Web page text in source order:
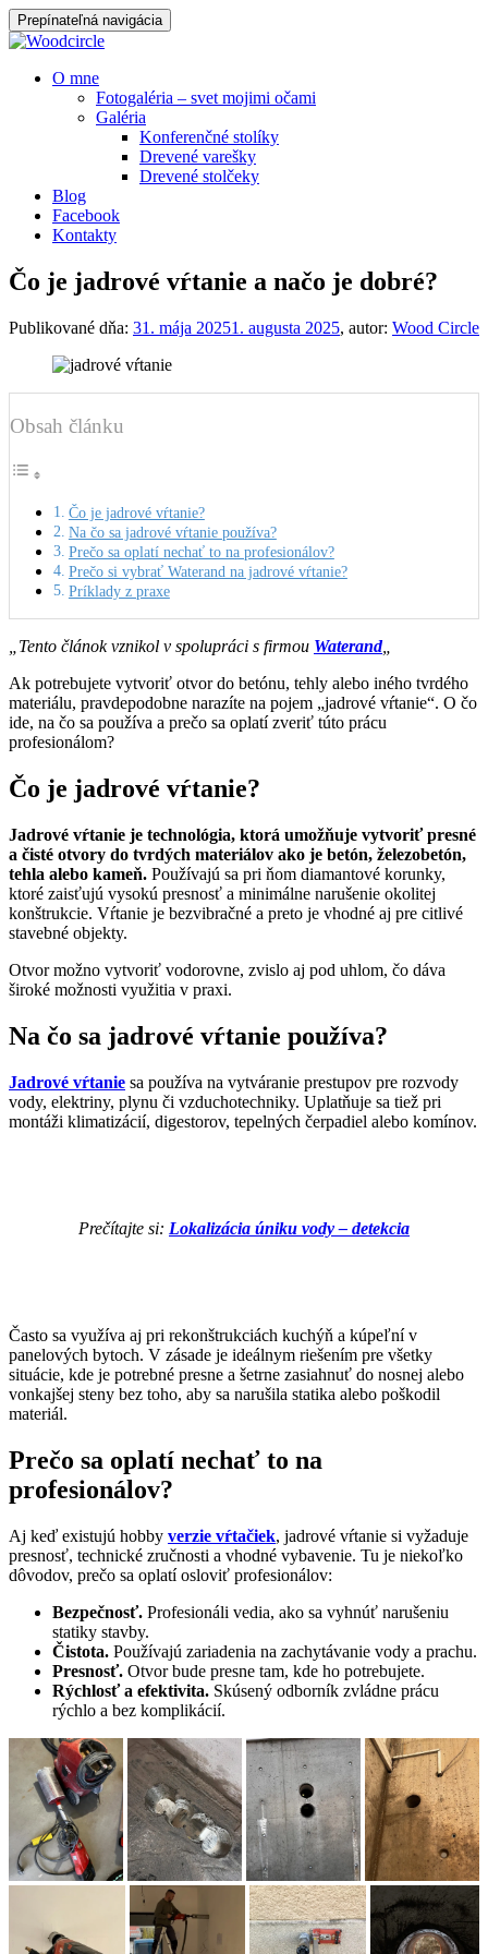
Prepínateľná navigácia
Prejsť
O mne
Fotogaléria – svet mojimi očami
Galéria
Konferenčné stolíky
Drevené varešky
Drevené stolčeky
Blog
Facebook
Kontakty
Čo je jadrové vŕtanie a načo je dobré?
Publikované dňa: 31. mája 20251. augusta 2025, autor: Wood Circle
Obsah článku
Čo je jadrové vŕtanie?
Na čo sa jadrové vŕtanie používa?
Prečo sa oplatí nechať to na profesionálov?
Prečo si vybrať Waterand na jadrové vŕtanie?
Príklady z praxe
„Tento článok vznikol v spolupráci s firmou Waterand„
Ak potrebujete vytvoriť otvor do betónu, tehly alebo iného tvrdého
materiálu, pravdepodobne narazíte na pojem „jadrové vŕtanie“. O čo
ide, na čo sa používa a prečo sa oplatí zveriť túto prácu
profesionálom?
Čo je jadrové vŕtanie?
Jadrové vŕtanie je technológia, ktorá umožňuje vytvoriť presné
a čisté otvory do tvrdých materiálov ako je betón, železobetón,
tehla alebo kameň. Používajú sa pri ňom diamantové korunky,
ktoré zaisťujú vysokú presnosť a minimálne narušenie okolitej
konštrukcie. Vŕtanie je bezvibračné a preto je vhodné aj pre citlivé
stavebné objekty.
Otvor možno vytvoriť vodorovne, zvislo aj pod uhlom, čo dáva
široké možnosti využitia v praxi.
Na čo sa jadrové vŕtanie používa?
Jadrové vŕtanie sa používa na vytváranie prestupov pre rozvody
vody, elektriny, plynu či vzduchotechniky. Uplatňuje sa tiež pri
montáži klimatizácií, digestorov, tepelných čerpadiel alebo komínov.
Prečítajte si: Lokalizácia úniku vody – detekcia
Často sa využíva aj pri rekonštrukciách kuchýň a kúpeľní v
panelových bytoch. V zásade je ideálnym riešením pre všetky
situácie, kde je potrebné presne a šetrne zasiahnuť do nosnej alebo
vonkajšej steny bez toho, aby sa narušila statika alebo poškodil
materiál.
Prečo sa oplatí nechať to na
profesionálov?
Aj keď existujú hobby verzie vŕtačiek, jadrové vŕtanie si vyžaduje
presnosť, technické zručnosti a vhodné vybavenie. Tu je niekoľko
dôvodov, prečo sa oplatí osloviť profesionálov:
Bezpečnosť. Profesionáli vedia, ako sa vyhnúť narušeniu
statiky stavby.
Čistota. Používajú zariadenia na zachytávanie vody a prachu.
Presnosť. Otvor bude presne tam, kde ho potrebujete.
Rýchlosť a efektivita. Skúsený odborník zvládne prácu
rýchlo a bez komplikácií.